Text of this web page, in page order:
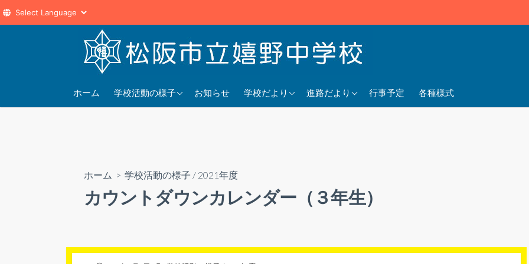
へ
ホーム 学校活動の様子
2025年度
お知らせ 学校だより
2025年度
進路だより
2025年度
行事予定 各種様式
ホーム > 学校活動の様子 / 2021年度
カウントダウンカレンダー（３年生）